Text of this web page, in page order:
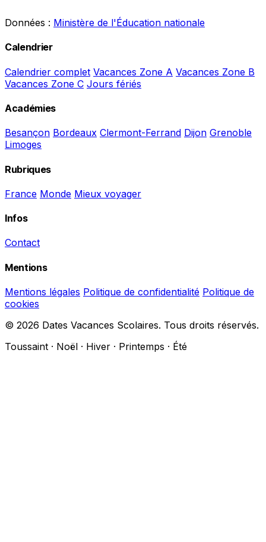
Données : Ministère de l'Éducation nationale
Calendrier
Calendrier complet Vacances Zone A Vacances Zone B
Vacances Zone C Jours fériés
Académies
Besançon Bordeaux Clermont-Ferrand Dijon Grenoble
Limoges
Rubriques
France Monde Mieux voyager
Infos
Contact
Mentions
Mentions légales Politique de confidentialité Politique de
cookies
© 2026 Dates Vacances Scolaires. Tous droits réservés.
Toussaint · Noël · Hiver · Printemps · Été